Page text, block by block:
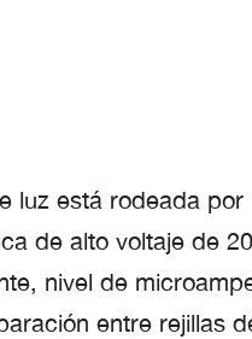
luz está rodeada por
de alto voltaje de
nivel de
entre rejillas